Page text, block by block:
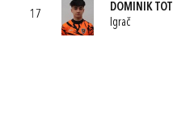
17
DOMINIK TOT
Igrač